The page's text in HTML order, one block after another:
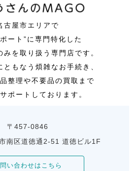
古屋市エリアで
ート”に専門特化した
みを取り扱う専門店です。
ともなう煩雑なお手続き、
整理や不要品の買取まで
ポートしております。
〒457-0846
南区道徳通2-51 道徳ビル1F
い合わせはこちら